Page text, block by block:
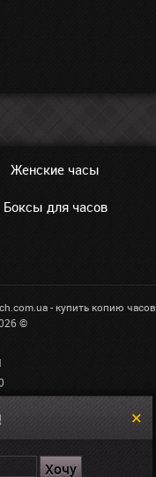
Женские часы
Боксы для часов
- купить копию часов
©
23